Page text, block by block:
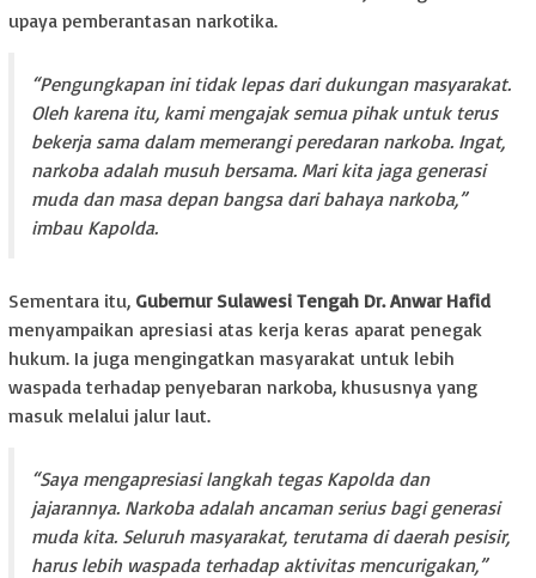
upaya pemberantasan narkotika.
“Pengungkapan ini tidak lepas dari dukungan masyarakat.
Oleh karena itu, kami mengajak semua pihak untuk terus
bekerja sama dalam memerangi peredaran narkoba. Ingat,
narkoba adalah musuh bersama. Mari kita jaga generasi
muda dan masa depan bangsa dari bahaya narkoba,”
imbau Kapolda.
Sementara itu, Gubernur Sulawesi Tengah Dr. Anwar Hafid
menyampaikan apresiasi atas kerja keras aparat penegak
hukum. Ia juga mengingatkan masyarakat untuk lebih
waspada terhadap penyebaran narkoba, khususnya yang
masuk melalui jalur laut.
“Saya mengapresiasi langkah tegas Kapolda dan
jajarannya. Narkoba adalah ancaman serius bagi generasi
muda kita. Seluruh masyarakat, terutama di daerah pesisir,
harus lebih waspada terhadap aktivitas mencurigakan,”